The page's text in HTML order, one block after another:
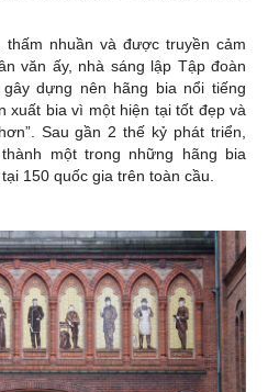
nhuần và được truyền cảm
văn ấy, nhà sáng lập Tập đoàn
gây dựng nên hãng bia nổi tiếng
xuất bia vì một hiện tại tốt đẹp và
Sau gần 2 thế kỷ phát triển,
một trong những hãng bia
150 quốc gia trên toàn cầu.